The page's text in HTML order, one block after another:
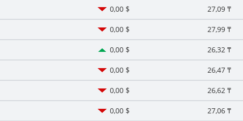
0,00 $ 27,09 ₸
0,00 $ 27,99 ₸
0,00 $ 26,32 ₸
0,00 $ 26,47 ₸
0,00 $ 26,62 ₸
0,00 $ 27,06 ₸